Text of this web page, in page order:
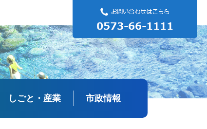
しごと・産業 市政情報